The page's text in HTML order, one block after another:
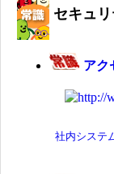
セキュ
アク
社内システ